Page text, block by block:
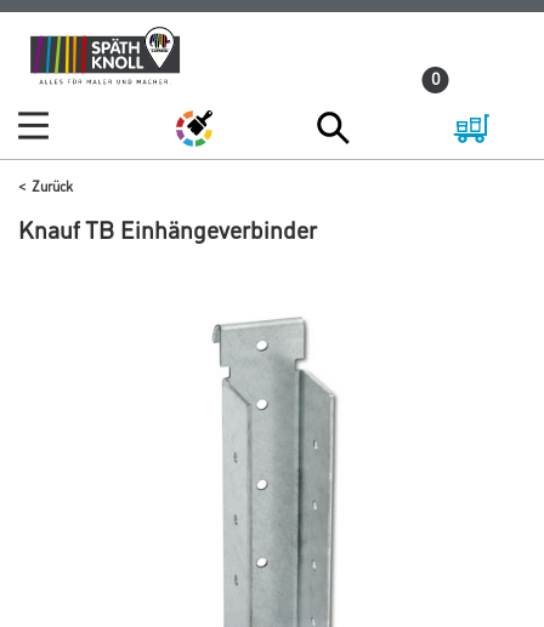
Zum
Inhalt
Zum
Navigationsmenü
0
Zurück
Knauf TB Einhängeverbinder